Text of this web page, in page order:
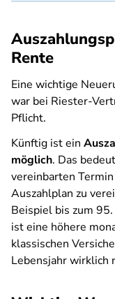
Rente
Eine wichtige
war bei Riester-
Pflicht.
Künftig ist ein
möglich. Das
vereinbarten
Auszahlplan zu
Beispiel bis zum
ist eine höhere
klassischen
Lebensjahr wirklich